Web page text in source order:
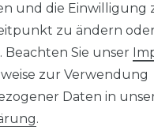
und die Einwilligung
zu ändern
Sie unser
zur Verwendung
Daten in
.
WIDERRUFEN